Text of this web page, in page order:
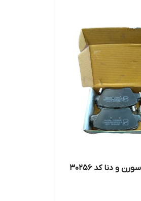
لنت ترمز عقب سورن و دنا کد 30256